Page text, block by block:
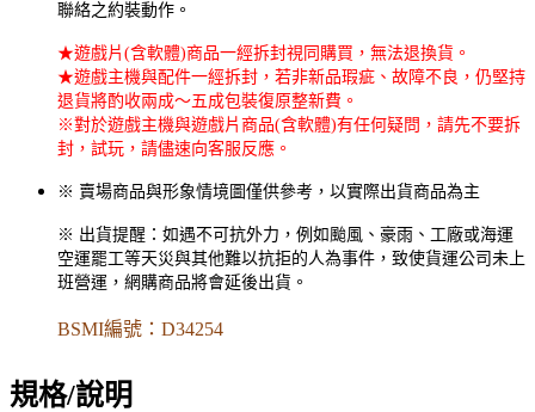
聯絡之約裝動作。
★遊戲片(含軟體)商品一經拆封視同購買，無法退換貨。
★遊戲主機與配件一經拆封，若非新品瑕疵、故障不良，仍堅持
退貨將酌收兩成～五成包裝復原整新費。
※對於遊戲主機與遊戲片商品(含軟體)有任何疑問，請先不要拆
封，試玩，請儘速向客服反應。
※ 賣場商品與形象情境圖僅供參考，以實際出貨商品為主
※ 出貨提醒：如遇不可抗外力，例如颱風、豪雨、工廠或海運
空運罷工等天災與其他難以抗拒的人為事件，致使貨運公司未上
班營運，網購商品將會延後出貨。
BSMI編號：D34254
規格/說明